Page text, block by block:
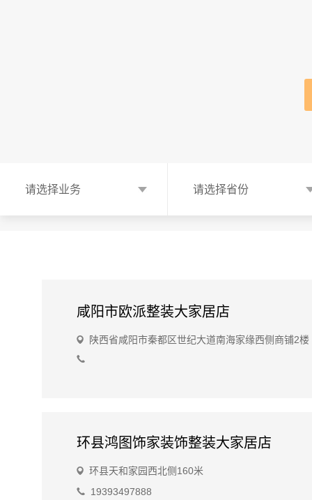
请选择业务 请选择省份
咸阳市欧派整装大家居店
陕西省咸阳市秦都区世纪大道南海家缘西侧商铺2楼
环县鸿图饰家装饰整装大家居店
环县天和家园西北侧160米
19393497888